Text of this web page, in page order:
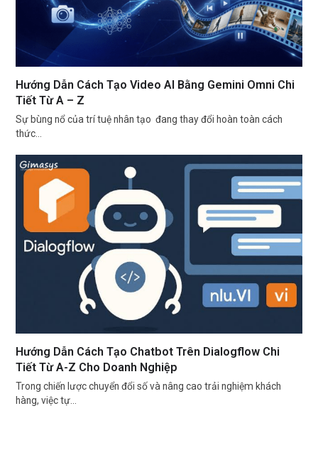
Hướng Dẫn Cách Tạo Video AI Bằng Gemini Omni Chi
Tiết Từ A – Z
Sự bùng nổ của trí tuệ nhân tạo đang thay đổi hoàn toàn cách
thức…
Hướng Dẫn Cách Tạo Chatbot Trên Dialogflow Chi
Tiết Từ A-Z Cho Doanh Nghiệp
Trong chiến lược chuyển đổi số và nâng cao trải nghiệm khách
hàng, việc tự…